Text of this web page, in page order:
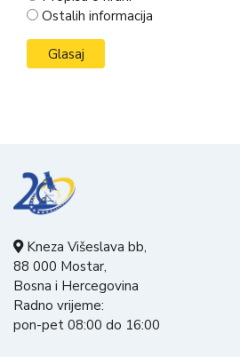
Ostalih informacija
Kneza Višeslava bb,
88 000 Mostar,
Bosna i Hercegovina
Radno vrijeme:
pon-pet 08:00 do 16:00